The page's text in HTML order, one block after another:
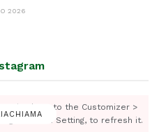
2026
Go to the Customizer >
Feed Setting, to refresh it.